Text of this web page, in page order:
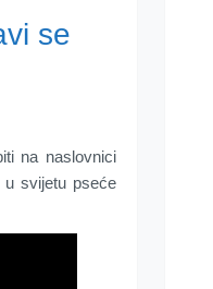
se
na naslovnici
svijetu pseće